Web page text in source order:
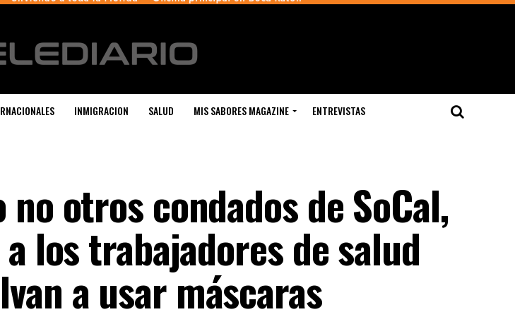
INMIGRACION SALUD MIS SABORES MAGAZINE ENTREVISTAS
no otros condados de SoCal,
los trabajadores de salud
a usar máscaras